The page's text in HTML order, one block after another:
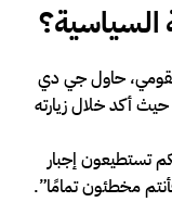
السياسية؟
حاول جي دي
أكد خلال زيارته
تستطيعون إجبار
مخطئون تمامًا”.